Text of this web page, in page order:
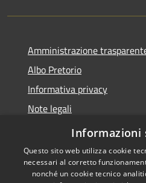
Amministrazione
Albo Pretorio
Informativa privacy
Note legali
Dichiarazione di accessibilità
Informazioni
Questo sito web utilizza cookie
necessari al corretto
nonché un cookie tecnico